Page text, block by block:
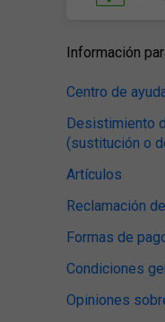
Información
Centro de
Desistimiento
(sustitución o
Artículos
Reclamación
Formas de
Condiciones
Opiniones